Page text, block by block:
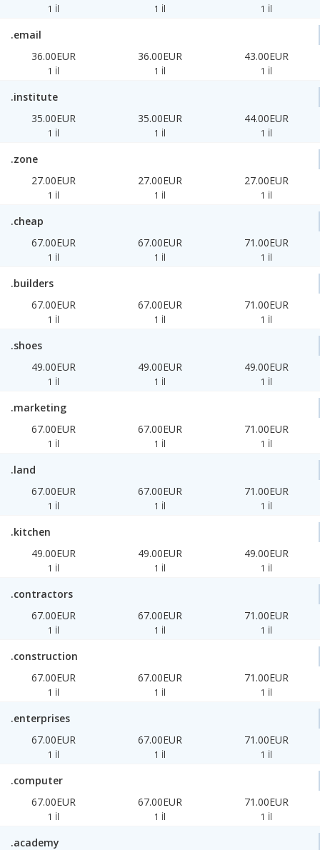
1 İl 1 İl 1 İl
.email
36.00EUR
1 İl
36.00EUR
1 İl
43.00EUR
1 İl
.institute
35.00EUR
1 İl
35.00EUR
1 İl
44.00EUR
1 İl
.zone
27.00EUR
1 İl
27.00EUR
1 İl
27.00EUR
1 İl
.cheap
67.00EUR
1 İl
67.00EUR
1 İl
71.00EUR
1 İl
.builders
67.00EUR
1 İl
67.00EUR
1 İl
71.00EUR
1 İl
.shoes
49.00EUR
1 İl
49.00EUR
1 İl
49.00EUR
1 İl
.marketing
67.00EUR
1 İl
67.00EUR
1 İl
71.00EUR
1 İl
.land
67.00EUR
1 İl
67.00EUR
1 İl
71.00EUR
1 İl
.kitchen
49.00EUR
1 İl
49.00EUR
1 İl
49.00EUR
1 İl
.contractors
67.00EUR
1 İl
67.00EUR
1 İl
71.00EUR
1 İl
.construction
67.00EUR
1 İl
67.00EUR
1 İl
71.00EUR
1 İl
.enterprises
67.00EUR
1 İl
67.00EUR
1 İl
71.00EUR
1 İl
.computer
67.00EUR
1 İl
67.00EUR
1 İl
71.00EUR
1 İl
.academy